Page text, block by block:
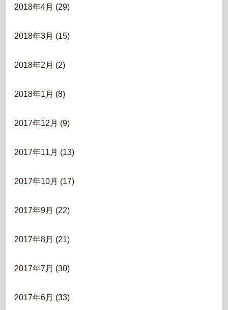
2018年4月 (29)
2018年3月 (15)
2018年2月 (2)
2018年1月 (8)
2017年12月 (9)
2017年11月 (13)
2017年10月 (17)
2017年9月 (22)
2017年8月 (21)
2017年7月 (30)
2017年6月 (33)